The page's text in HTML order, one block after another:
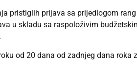
pristiglih prijava sa prijedlogom
u skladu sa raspoloživim
od 20 dana od zadnjeg dana roka